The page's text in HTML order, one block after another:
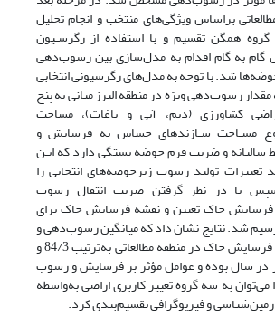
براساس ویژگی‌های منتخب و انجام تحلیل
همگن تقسیم و با استفاده از رگرسـیون
گام به گام اقدام به مدل‌سازی بین رسوب‌دهی
شد. با توجه به مدل‌های رگرسیونی انتخابی
رسوب‌دهی ویژه در منطقه البرز میانی به پنج
کشاورزی (دیم، آبی و باغات)، مساحت
مسـاحت سـازندهای حساس به فرسایش و
سالیانه و ضریب فرم حوضه بستگی دارد که ایـن
92 درصد تغییرات تولید رسوب زیرحوضه‌های انتخابی را
با در نظر گرفتن ضریب انتقال رسوب
فرسایش خاک تعیین و نقشه فرسایش خاک برای
شد. نتایج نشان داد که میانگین رسوب‌دهی و
میزان متوسط وزنی فرسایش خاک در منطقه مطالعاتی به‌ترتیب 84/3 و
در سال بوده و عوامل مؤثر بر فرسایش و رسوب
می‌توان به سه گروه تغییر کاربری اراضی به‌واسطه
زمین‌شناسی و فیزیوگرافی تقسیم‌بندی کرد.